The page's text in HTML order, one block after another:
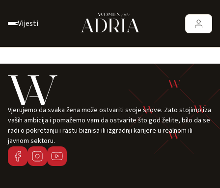
Vijesti
Vjerujemo da svaka žena može ostvariti svoje snove. Zato stojimo iza
vaših ambicija i pomažemo vam da ostvarite što god želite, bilo da se
radi o pokretanju i rastu biznisa ili izgradnji karijere u realnom ili
javnom sektoru.